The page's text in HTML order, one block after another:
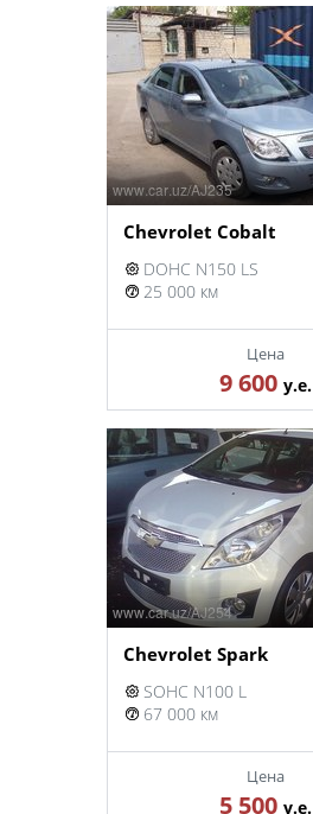
Chevrolet Cobalt
DOHC N150 LS
25 000 км
Цена
9 600 у.е.
Chevrolet Spark
SOHC N100 L
67 000 км
Цена
5 500 у.е.